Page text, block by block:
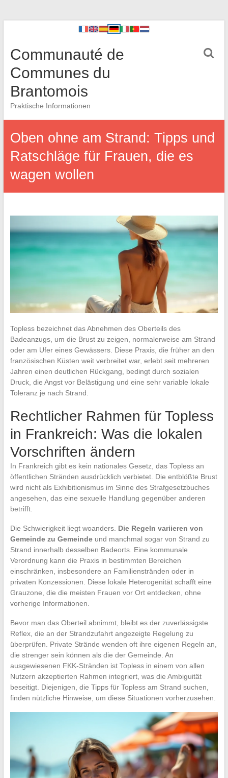
Communauté de
Communes du
Brantomois
Praktische Informationen
Oben ohne am Strand: Tipps und
Ratschläge für Frauen, die es
wagen wollen
Topless bezeichnet das Abnehmen des Oberteils des
Badeanzugs, um die Brust zu zeigen, normalerweise am Strand
oder am Ufer eines Gewässers. Diese Praxis, die früher an den
französischen Küsten weit verbreitet war, erlebt seit mehreren
Jahren einen deutlichen Rückgang, bedingt durch sozialen
Druck, die Angst vor Belästigung und eine sehr variable lokale
Toleranz je nach Strand.
Rechtlicher Rahmen für Topless
in Frankreich: Was die lokalen
Vorschriften ändern
In Frankreich gibt es kein nationales Gesetz, das Topless an
öffentlichen Stränden ausdrücklich verbietet. Die entblößte Brust
wird nicht als Exhibitionismus im Sinne des Strafgesetzbuches
angesehen, das eine sexuelle Handlung gegenüber anderen
betrifft.
Die Schwierigkeit liegt woanders. Die Regeln variieren von
Gemeinde zu Gemeindeund manchmal sogar von Strand zu
Strand innerhalb desselben Badeorts. Eine kommunale
Verordnung kann die Praxis in bestimmten Bereichen
einschränken, insbesondere an Familienstränden oder in
privaten Konzessionen. Diese lokale Heterogenität schafft eine
Grauzone, die die meisten Frauen vor Ort entdecken, ohne
vorherige Informationen.
Bevor man das Oberteil abnimmt, bleibt es der zuverlässigste
Reflex, die an der Strandzufahrt angezeigte Regelung zu
überprüfen. Private Strände wenden oft ihre eigenen Regeln an,
die strenger sein können als die der Gemeinde. An
ausgewiesenen FKK-Stränden ist Topless in einem von allen
Nutzern akzeptierten Rahmen integriert, was die Ambiguität
beseitigt. Diejenigen, die Tipps für Topless am Strand suchen,
finden nützliche Hinweise, um diese Situationen vorherzusehen.